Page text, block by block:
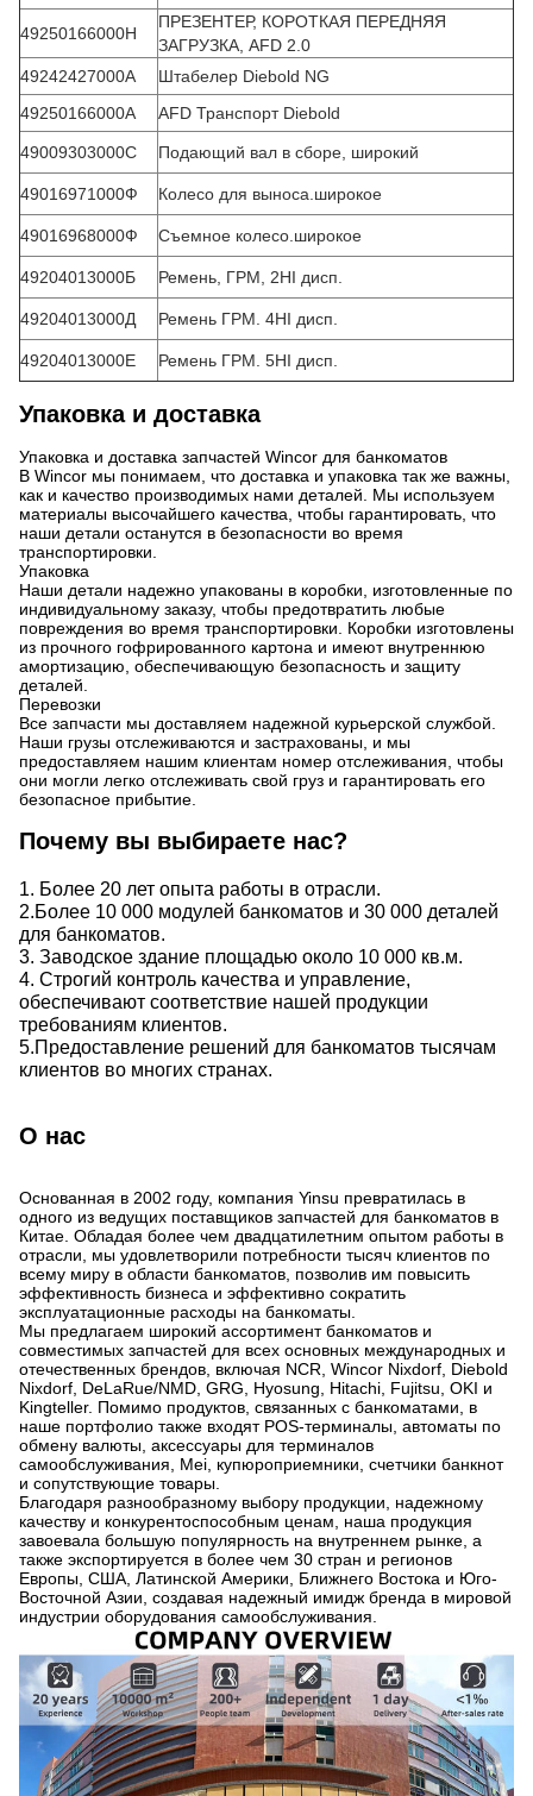
49250166000H
ПРЕЗЕНТЕР, КОРОТКАЯ ПЕРЕДНЯЯ
ЗАГРУЗКА, AFD 2.0
49242427000А
Штабелер Diebold NG
49250166000А
AFD Транспорт Diebold
49009303000С Подающий вал в сборе, широкий
49016971000Ф Колесо для выноса.широкое
49016968000Ф Съемное колесо.широкое
49204013000Б Ремень, ГРМ, 2HI дисп.
49204013000Д Ремень ГРМ. 4HI дисп.
49204013000Е Ремень ГРМ. 5HI дисп.
Упаковка и доставка
Упаковка и доставка запчастей Wincor для банкоматов
В Wincor мы понимаем, что доставка и упаковка так же важны,
как и качество производимых нами деталей. Мы используем
материалы высочайшего качества, чтобы гарантировать, что
наши детали останутся в безопасности во время
транспортировки.
Упаковка
Наши детали надежно упакованы в коробки, изготовленные по
индивидуальному заказу, чтобы предотвратить любые
повреждения во время транспортировки. Коробки изготовлены
из прочного гофрированного картона и имеют внутреннюю
амортизацию, обеспечивающую безопасность и защиту
деталей.
Перевозки
Все запчасти мы доставляем надежной курьерской службой.
Наши грузы отслеживаются и застрахованы, и мы
предоставляем нашим клиентам номер отслеживания, чтобы
они могли легко отслеживать свой груз и гарантировать его
безопасное прибытие.
Почему вы выбираете нас?
1. Более 20 лет опыта работы в отрасли.
2.Более 10 000 модулей банкоматов и 30 000 деталей
для банкоматов.
3. Заводское здание площадью около 10 000 кв.м.
4. Строгий контроль качества и управление,
обеспечивают соответствие нашей продукции
требованиям клиентов.
5.Предоставление решений для банкоматов тысячам
клиентов во многих странах.
О нас
Основанная в 2002 году, компания Yinsu превратилась в
одного из ведущих поставщиков запчастей для банкоматов в
Китае. Обладая более чем двадцатилетним опытом работы в
отрасли, мы удовлетворили потребности тысяч клиентов по
всему миру в области банкоматов, позволив им повысить
эффективность бизнеса и эффективно сократить
эксплуатационные расходы на банкоматы.
Мы предлагаем широкий ассортимент банкоматов и
совместимых запчастей для всех основных международных и
отечественных брендов, включая NCR, Wincor Nixdorf, Diebold
Nixdorf, DeLaRue/NMD, GRG, Hyosung, Hitachi, Fujitsu, OKI и
Kingteller. Помимо продуктов, связанных с банкоматами, в
наше портфолио также входят POS-терминалы, автоматы по
обмену валюты, аксессуары для терминалов
самообслуживания, Mei, купюроприемники, счетчики банкнот
и сопутствующие товары.
Благодаря разнообразному выбору продукции, надежному
качеству и конкурентоспособным ценам, наша продукция
завоевала большую популярность на внутреннем рынке, а
также экспортируется в более чем 30 стран и регионов
Европы, США, Латинской Америки, Ближнего Востока и Юго-
Восточной Азии, создавая надежный имидж бренда в мировой
индустрии оборудования самообслуживания.